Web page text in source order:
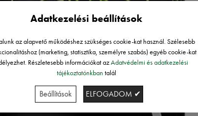
Adatkezelési beállítások
az alapvető működéshez szükséges cookie-kat használ. Szélesebb
(marketing, statisztika, személyre szabás) egyéb cookie-kat
Részletesebb információkat azAdatvédelmi és adatkezelési
tájékoztatónkban talál
Beállítások ELFOGADOM ✔